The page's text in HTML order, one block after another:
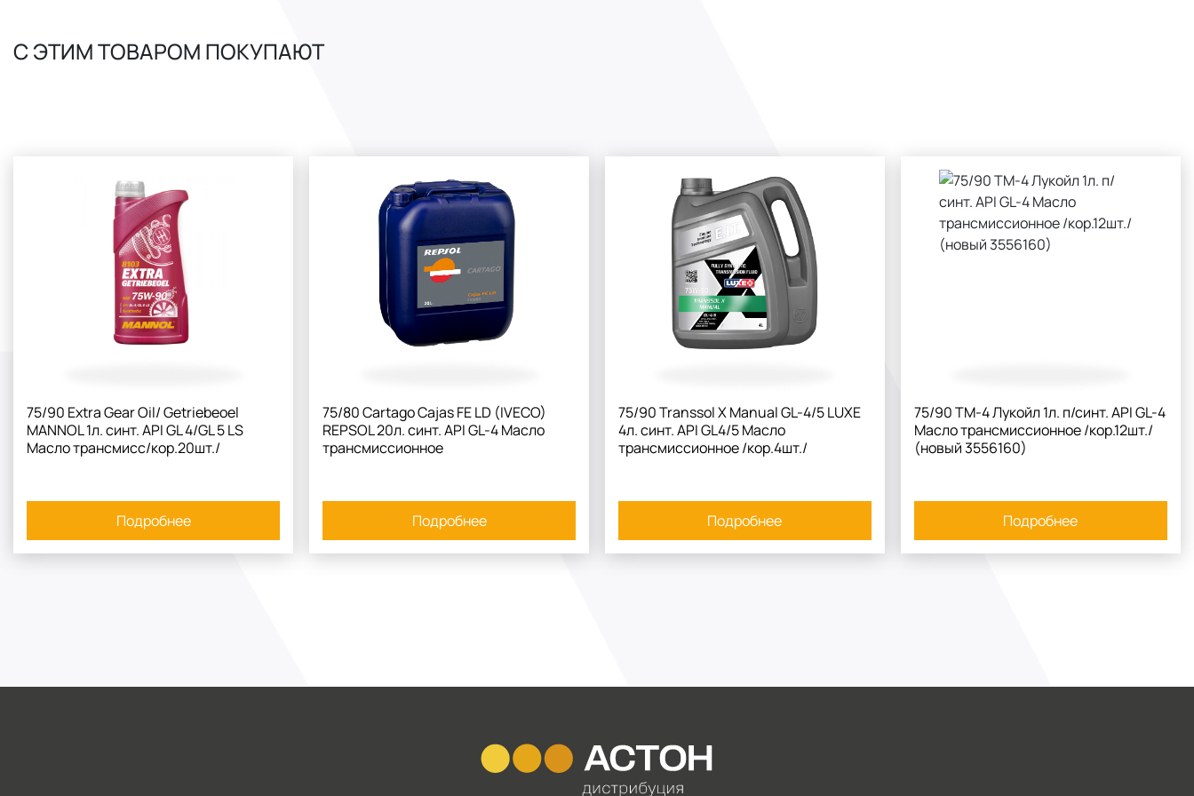
С ЭТИМ ТОВАРОМ ПОКУПАЮТ
75/90 Extra Gear Oil/ Getriebeoel
MANNOL 1л. синт. API GL 4/GL 5 LS
Масло трансмисс/кор.20шт./
Подробнее
75/80 Cartago Cajas FE LD (IVECO)
REPSOL 20л. синт. API GL-4 Масло
трансмиссионное
Подробнее
75/90 Transsol X Manual GL-4/5 LUXE
4л. синт. API GL4/5 Масло
трансмиссионное /кор.4шт./
Подробнее
75/90 ТМ-4 Лукойл 1л. п/синт. API GL-4
Масло трансмиссионное /кор.12шт./
(новый 3556160)
Подробнее